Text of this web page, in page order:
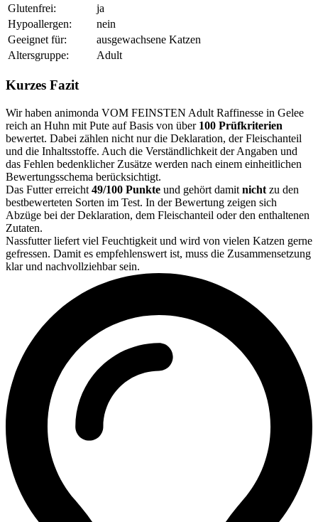
Glutenfrei:
ja
Hypoallergen:
nein
Geeignet für:
ausgewachsene Katzen
Altersgruppe:
Adult
Kurzes Fazit
Wir haben animonda VOM FEINSTEN Adult Raffinesse in Gelee
reich an Huhn mit Pute auf Basis von über 100 Prüfkriterien
bewertet. Dabei zählen nicht nur die Deklaration, der Fleischanteil
und die Inhaltsstoffe. Auch die Verständlichkeit der Angaben und
das Fehlen bedenklicher Zusätze werden nach einem einheitlichen
Bewertungsschema berücksichtigt.
Das Futter erreicht 49/100 Punkte und gehört damit nicht zu den
bestbewerteten Sorten im Test. In der Bewertung zeigen sich
Abzüge bei der Deklaration, dem Fleischanteil oder den enthaltenen
Zutaten.
Nassfutter liefert viel Feuchtigkeit und wird von vielen Katzen gerne
gefressen. Damit es empfehlenswert ist, muss die Zusammensetzung
klar und nachvollziehbar sein.